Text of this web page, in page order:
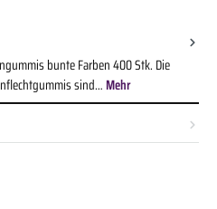
bunte Farben 400 Stk. Die
sind…Mehr